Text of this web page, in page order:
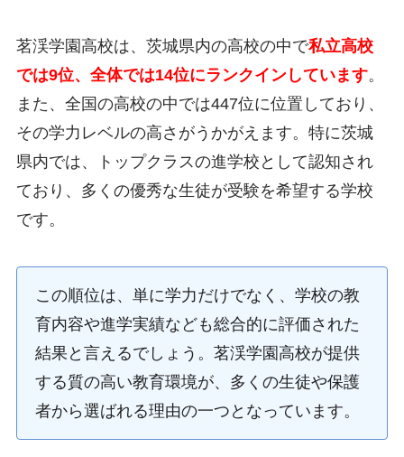
茗渓学園高校は、茨城県内の高校の中で私立高校
では9位、全体では14位にランクインしています。
また、全国の高校の中では447位に位置しており、
その学力レベルの高さがうかがえます。特に茨城
県内では、トップクラスの進学校として認知され
ており、多くの優秀な生徒が受験を希望する学校
です。
この順位は、単に学力だけでなく、学校の教
育内容や進学実績なども総合的に評価された
結果と言えるでしょう。茗渓学園高校が提供
する質の高い教育環境が、多くの生徒や保護
者から選ばれる理由の一つとなっています。